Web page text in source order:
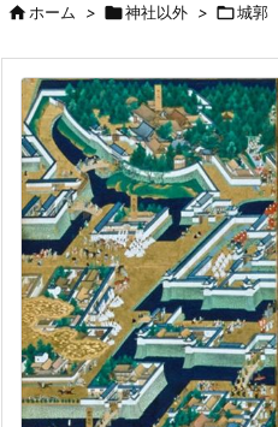
ホーム > 神社以外 > 城郭